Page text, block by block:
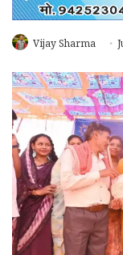
Vijay Sharma